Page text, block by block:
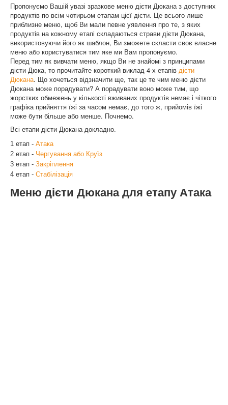
Пропонуємо Вашій увазі зразкове меню дієти Дюкана з доступних
продуктів по всім чотирьом етапам цієї дієти. Це всього лише
приблизне меню, щоб Ви мали певне уявлення про те, з яких
продуктів на кожному етапі складаються страви дієти Дюкана,
використовуючи його як шаблон, Ви зможете скласти своє власне
меню або користуватися тим яке ми Вам пропонуємо.
Перед тим як вивчати меню, якщо Ви не знайомі з принципами
дієти Дюка, то прочитайте короткий виклад 4-х етапів дієти
Дюкана. Що хочеться відзначити ще, так це те чим меню дієти
Дюкана може порадувати? А порадувати воно може тим, що
жорстких обмежень у кількості вживаних продуктів немає і чіткого
графіка прийняття їжі за часом немає, до того ж, прийомів їжі
може бути більше або менше. Почнемо.
Всі етапи дієти Дюкана докладно.
1 етап - Атака
2 етап - Чергування або Круїз
3 етап - Закріплення
4 етап - Стабілізація
Меню дієти Дюкана для етапу Атака